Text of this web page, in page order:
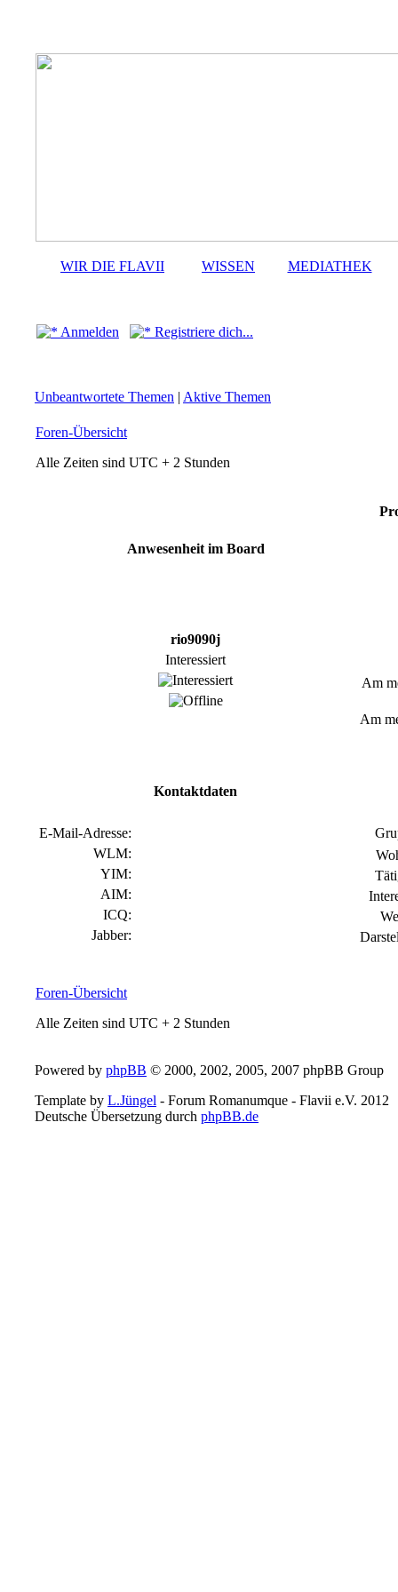
WIR DIE FLAVII WISSEN MEDIATHEK
Anmelden Registriere dich...
Unbeantwortete Themen | Aktive Themen
Foren-Übersicht
Alle Zeiten sind UTC + 2 Stunden
Anwesenheit im Board
rio9090j
Interessiert
Am
Am
Kontaktdaten
E-Mail-Adresse:
WLM:
YIM:
AIM:
ICQ:
Jabber:
Foren-Übersicht
Alle Zeiten sind UTC + 2 Stunden
Powered by phpBB © 2000, 2002, 2005, 2007 phpBB Group
Template by L.Jüngel - Forum Romanumque - Flavii e.V. 2012
Deutsche Übersetzung durch phpBB.de